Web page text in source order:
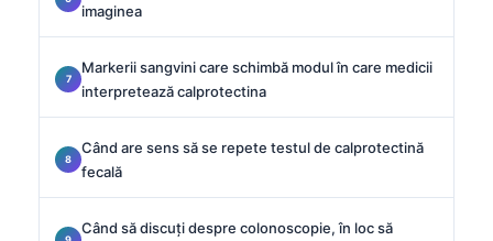
imaginea
Markerii sangvini care schimbă modul în care medicii
interpretează calprotectina
Când are sens să se repete testul de calprotectină
fecală
Când să discuți despre colonoscopie, în loc să